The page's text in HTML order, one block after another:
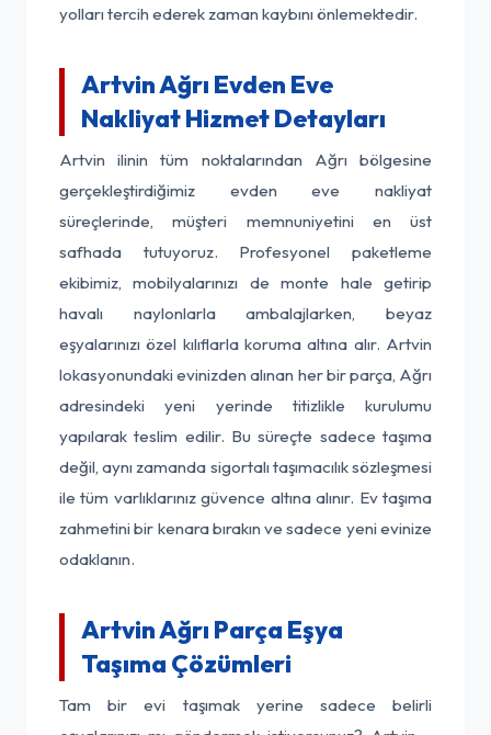
yolları tercih ederek zaman kaybını önlemektedir.
Artvin Ağrı Evden Eve
Nakliyat Hizmet Detayları
Artvin ilinin tüm noktalarından Ağrı bölgesine
gerçekleştirdiğimiz evden eve nakliyat
süreçlerinde, müşteri memnuniyetini en üst
safhada tutuyoruz. Profesyonel paketleme
ekibimiz, mobilyalarınızı de monte hale getirip
havalı naylonlarla ambalajlarken, beyaz
eşyalarınızı özel kılıflarla koruma altına alır. Artvin
lokasyonundaki evinizden alınan her bir parça, Ağrı
adresindeki yeni yerinde titizlikle kurulumu
yapılarak teslim edilir. Bu süreçte sadece taşıma
değil, aynı zamanda sigortalı taşımacılık sözleşmesi
ile tüm varlıklarınız güvence altına alınır. Ev taşıma
zahmetini bir kenara bırakın ve sadece yeni evinize
odaklanın.
Artvin Ağrı Parça Eşya
Taşıma Çözümleri
Tam bir evi taşımak yerine sadece belirli